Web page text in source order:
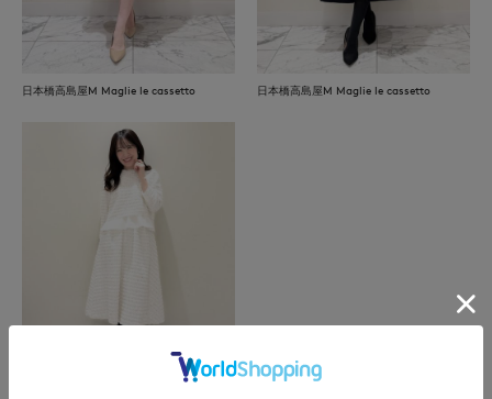
日本橋高島屋M Maglie le cassetto 日本橋高島屋M Maglie le cassetto